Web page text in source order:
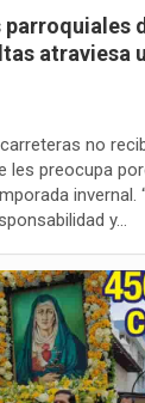
atraviesa
no
les preocupa
invernal.
y…